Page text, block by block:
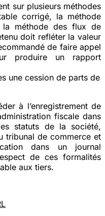
sur plusieurs méthodes
corrigé, la méthode
la méthode des flux de
doit refléter la valeur
de faire appel
produire un rapport
une cession de parts de
à l’enregistrement de
fiscale dans
statuts de la société,
tribunal de commerce et
dans un journal
de ces formalités
aux tiers.